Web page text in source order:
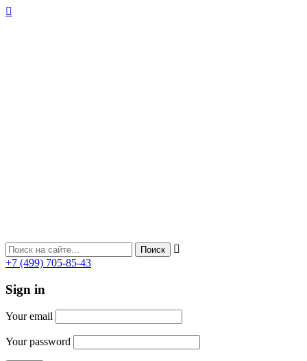
+7 (499) 705-85-43
Sign in
Your email
Your password